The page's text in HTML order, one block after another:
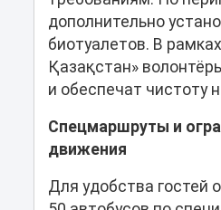
дополнительно
биотуалетов. В
Қазақстан»
и обеспечат чистоту
Спецмаршруты и
движения
Для удобства гостей